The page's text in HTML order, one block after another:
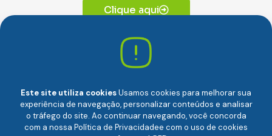
Clique aqui
Av. Paulista, 2064. Conjunto 14, (Edifício Paulista) -
CEP 01310-928 Consolação – São Paulo/SP
Este site utiliza cookiesUsamos cookies para melhorar sua
experiência de navegação, personalizar conteúdos e analisar
o tráfego do site. Ao continuar navegando, você concorda
com a nossa Política de Privacidadee com o uso de cookies